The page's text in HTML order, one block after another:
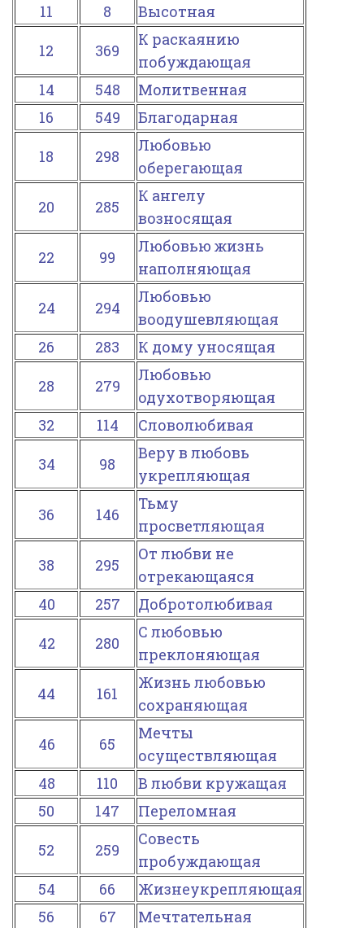
Номера песен
11 8
Высотная
12
369
К раскаянию
побуждающая
14
548
Молитвенная
16
549
Благодарная
18
298
Любовью
оберегающая
20
285
К ангелу
возносящая
22
99
Любовью жизнь
наполняющая
24
294
Любовью
воодушевляющая
26
283
К дому уносящая
28
279
Любовью
одухотворяющая
32
114
Словолюбивая
34
98
Веру в любовь
укрепляющая
36
146
Тьму
просветляющая
38
295
От любви не
отрекающаяся
40
257
Добротолюбивая
42
280
С любовью
преклоняющая
44
161
Жизнь любовью
сохраняющая
46
65
Мечты
осуществляющая
48
110
В любви кружащая
50
147
Переломная
52
259
Совесть
пробуждающая
54
66
Жизнеукрепляющая
56
67
Мечтательная